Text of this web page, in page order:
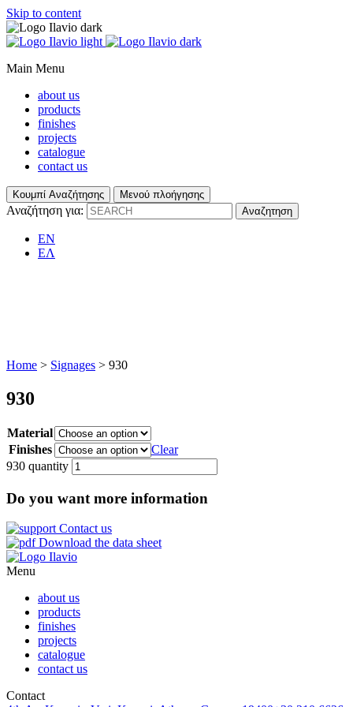
Skip to content
Main Menu
about us
products
finishes
projects
catalogue
contact us
Κουμπί Αναζήτησης Μενού πλοήγησης
Αναζήτηση για:
EN
ΕΛ
Home > Signages > 930
930
Material
Finishes
Clear
930 quantity
Do you want more information
Contact us
Download the data sheet
Menu
about us
products
finishes
projects
catalogue
contact us
Contact